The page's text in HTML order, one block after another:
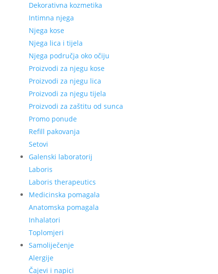
Dekorativna kozmetika
Intimna njega
Njega kose
Njega lica i tijela
Njega područja oko očiju
Proizvodi za njegu kose
Proizvodi za njegu lica
Proizvodi za njegu tijela
Proizvodi za zaštitu od sunca
Promo ponude
Refill pakovanja
Setovi
Galenski laboratorij
Laboris
Laboris therapeutics
Medicinska pomagala
Anatomska pomagala
Inhalatori
Toplomjeri
Samoliječenje
Alergije
Čajevi i napici